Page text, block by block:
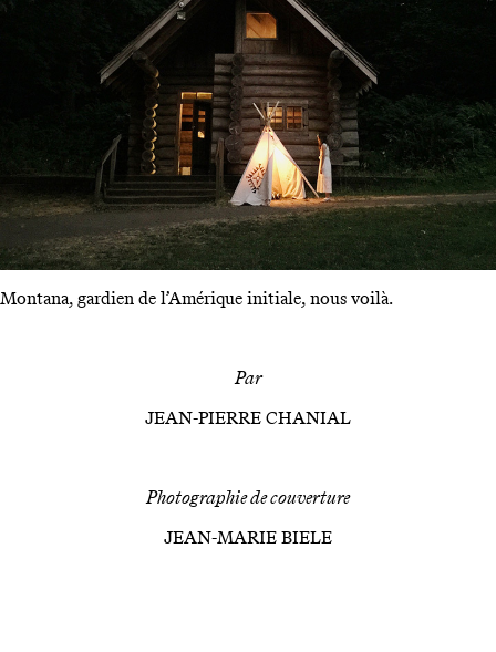
Montana, gardien de l’Amérique initiale, nous voilà.
Par
JEAN-PIERRE CHANIAL
Photographie de couverture
JEAN-MARIE BIELE